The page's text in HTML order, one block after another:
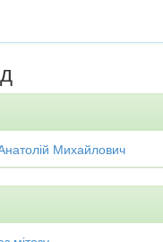
Михайлович